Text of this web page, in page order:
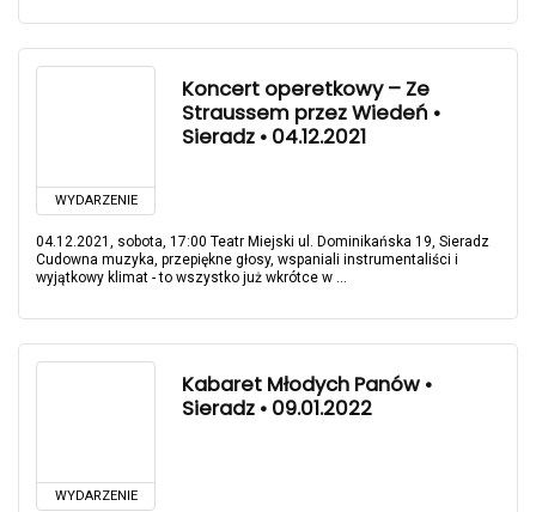
WYDARZENIE
Koncert operetkowy – Ze
Straussem przez Wiedeń •
Sieradz • 04.12.2021
04.12.2021, sobota, 17:00 Teatr Miejski ul. Dominikańska 19, Sieradz
Cudowna muzyka, przepiękne głosy, wspaniali instrumentaliści i
wyjątkowy klimat - to wszystko już wkrótce w ...
WYDARZENIE
Kabaret Młodych Panów •
Sieradz • 09.01.2022